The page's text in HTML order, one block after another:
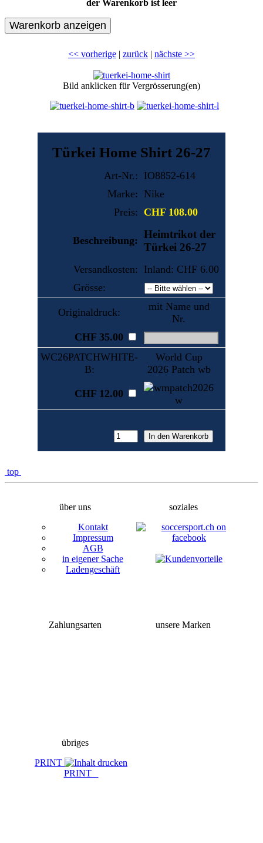
der Warenkorb ist leer
<< vorherige | zurück | nächste >>
Bild anklicken für Vergrösserung(en)
Türkei Home Shirt 26-27
Art-Nr.: IO8852-614
Marke: Nike
Preis: CHF 108.00
Beschreibung:
Heimtrikot der
Türkei 26-27
Versandkosten: Inland: CHF 6.00
Grösse:
Originaldruck:
mit Name und
Nr.
CHF 35.00
WC26PATCHWHITE-
B:
World Cup
2026 Patch wb
CHF 12.00
top
über uns
Kontakt
Impressum
AGB
in eigener Sache
Ladengeschäft
soziales
Zahlungsarten unsere Marken
übriges
PRINT
PRINT